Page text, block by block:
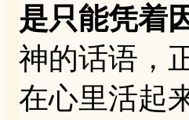
是只能凭着
神的话语，
在心里活起